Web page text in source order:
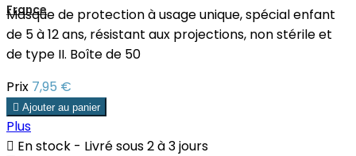
France
Masque de protection à usage unique, spécial enfant
de 5 à 12 ans, résistant aux projections, non stérile et
de type II. Boîte de 50
Prix 7,95 €
 Ajouter au panier
Plus
 En stock - Livré sous 2 à 3 jours